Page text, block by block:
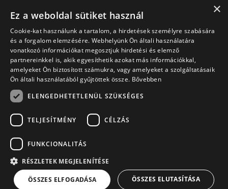
Ki Jesus.net?
Jesus.net partnerei
Adakozni
Fedezd fel
Cikkek
Videó
Terveink
Imát szeretnék kérni
Van egy kérdésem
© Copyright 2026 hu.Jesus.net
Adatvédelmi szabályzat
Sütik szabályzataaWebNLoldal
×
Ez a weboldal sütiket használ
Cookie-kat használunk a tartalom, a hirdetések személyre szabására
és a forgalom elemzésére. Webhelyünk Ön általi használatára
vonatkozó információkat megosztjuk hirdetési és elemző
partnereinkkel is, akik egyesíthetik azokat más információkkal,
amelyeket Ön biztosított számukra, vagy amelyeket a szolgáltatásaik
Ön általi használatából gyűjtöttek össze. Bővebben
ELENGEDHETETLENÜL SZÜKSÉGES
TELJESÍTMÉNY CÉLZÁS
FUNKCIONALITÁS
RÉSZLETEK MEGJELENÍTÉSE
ÖSSZES ELFOGADÁSA ÖSSZES ELUTASÍTÁSA